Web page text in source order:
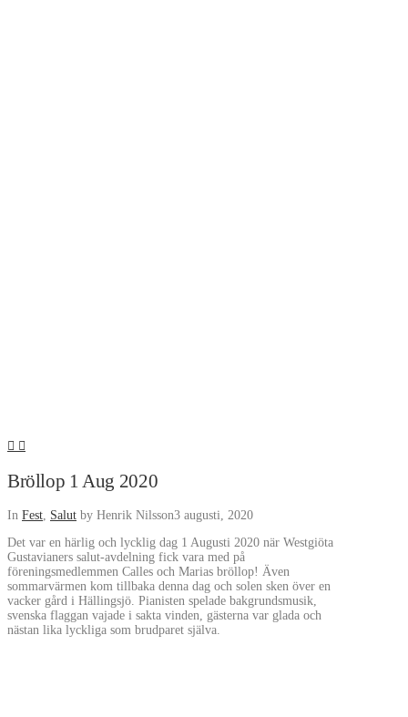
Bröllop 1 Aug 2020
In Fest, Salut by Henrik Nilsson3 augusti, 2020
Det var en härlig och lycklig dag 1 Augusti 2020 när Westgiöta
Gustavianers salut-avdelning fick vara med på
föreningsmedlemmen Calles och Marias bröllop! Även
sommarvärmen kom tillbaka denna dag och solen sken över en
vacker gård i Hällingsjö. Pianisten spelade bakgrundsmusik,
svenska flaggan vajade i sakta vinden, gästerna var glada och
nästan lika lyckliga som brudparet själva.